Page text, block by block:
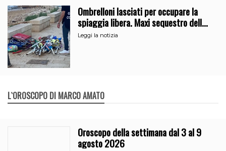
Ombrelloni lasciati per occupare la
spiaggia libera. Maxi sequestro della
Guardia Costiera
Leggi la notizia
L`OROSCOPO DI MARCO AMATO
Oroscopo della settimana dal 3 al 9
agosto 2026